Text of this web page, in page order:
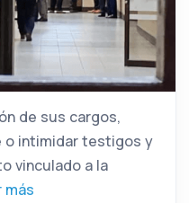
de sus cargos,
o intimidar testigos y
vinculado a la
más